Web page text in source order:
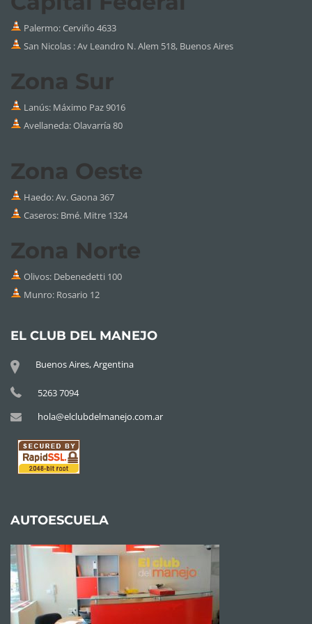
Palermo:Cerviño 4633
San Nicolas : Av Leandro N. Alem 518, Buenos Aires
Zona Sur
Lanús: Máximo Paz 9016
Avellaneda: Olavarría 80
Zona Oeste
Haedo: Av. Gaona 367
Caseros: Bmé. Mitre 1324
Zona Norte
Olivos: Debenedetti 100
Munro: Rosario 12
EL CLUB DEL MANEJO
Buenos Aires, Argentina
5263 7094
hola@elclubdelmanejo.com.ar
AUTOESCUELA